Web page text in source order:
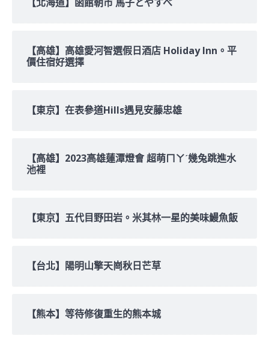
【高雄】高雄愛河智選假日酒店 Holiday Inn。平
價住宿好選擇
【東京】在表參道Hills遇見安藤忠雄
【高雄】2023高雄蓮潭燈會 超萌ㄇㄚˊ幾兔跳進水
池裡
【東京】五代目野田岩。米其林一星的美味鰻魚飯
【台北】陽明山擎天崗秋日芒草
【熊本】等待修復重生的熊本城